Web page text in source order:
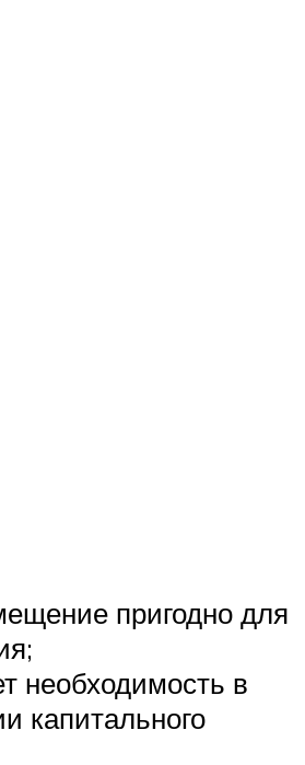
пригодно для
необходимость в
капитального